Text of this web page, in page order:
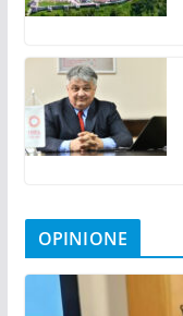
OPINIONE